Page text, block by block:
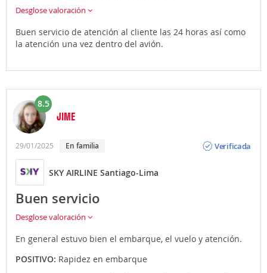
en encoche de alquiler
terminales).
Desglose valoración
Buen servicio de atención al cliente las 24 horas así como
la atención una vez dentro del avión.
8.5
JIME
29/01/2025 en familia
Verificada
SKY AIRLINE Santiago-Lima
Buen servicio
Desglose valoración
En general estuvo bien el embarque, el vuelo y atención.
POSITIVO: Rapidez en embarque